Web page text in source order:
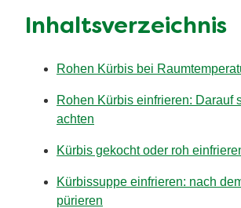
Inhaltsverzeichnis
Rohen Kürbis bei
Rohen Kürbis einfrieren: Darauf
achten
Kürbis gekocht oder roh
Kürbissuppe einfrieren: nach
pürieren